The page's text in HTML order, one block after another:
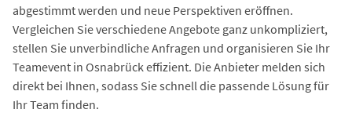
abgestimmt werden und neue Perspektiven eröffnen.
Vergleichen Sie verschiedene Angebote ganz unkompliziert,
stellen Sie unverbindliche Anfragen und organisieren Sie Ihr
Teamevent in Osnabrück effizient. Die Anbieter melden sich
direkt bei Ihnen, sodass Sie schnell die passende Lösung für
Ihr Team finden.